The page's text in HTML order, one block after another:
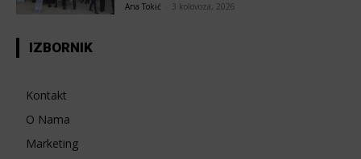
Ana Tokić 3 kolovoza, 2026
IZBORNIK
Kontakt
O Nama
Marketing